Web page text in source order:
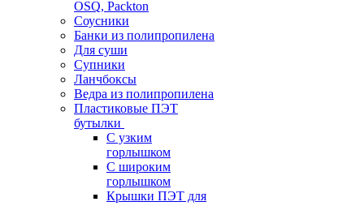
OSQ, Packton
Соусники
Банки из полипропилена
Для суши
Супники
Ланчбоксы
Ведра из полипропилена
Пластиковые ПЭТ
бутылки
С узким
горлышком
С широким
горлышком
Крышки ПЭТ для